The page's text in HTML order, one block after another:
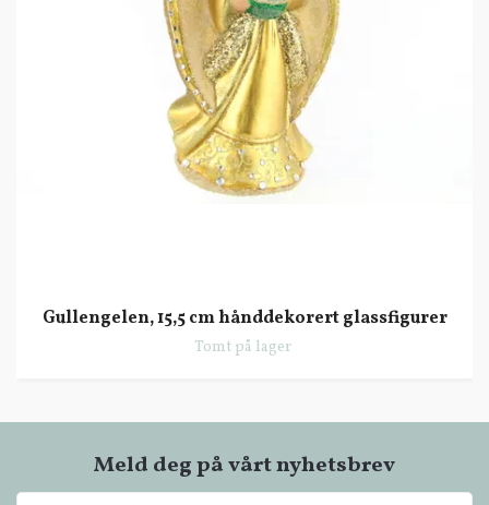
Gullengelen, 15,5 cm hånddekorert glassfigurer
Tomt på lager
Meld deg på vårt nyhetsbrev